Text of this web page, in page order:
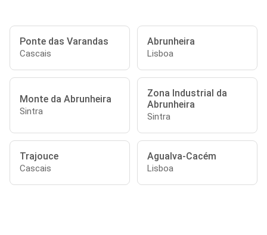
Ponte das Varandas
Cascais
Abrunheira
Lisboa
Monte da Abrunheira
Sintra
Zona Industrial da
Abrunheira
Sintra
Trajouce
Cascais
Agualva-Cacém
Lisboa